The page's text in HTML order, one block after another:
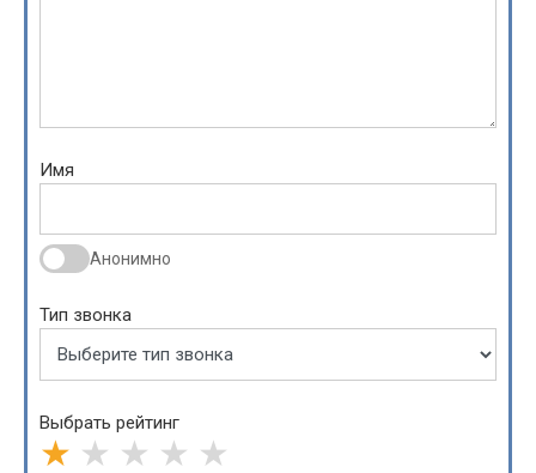
Имя
Анонимно
Тип звонка
Выбрать рейтинг
★ ★ ★ ★ ★